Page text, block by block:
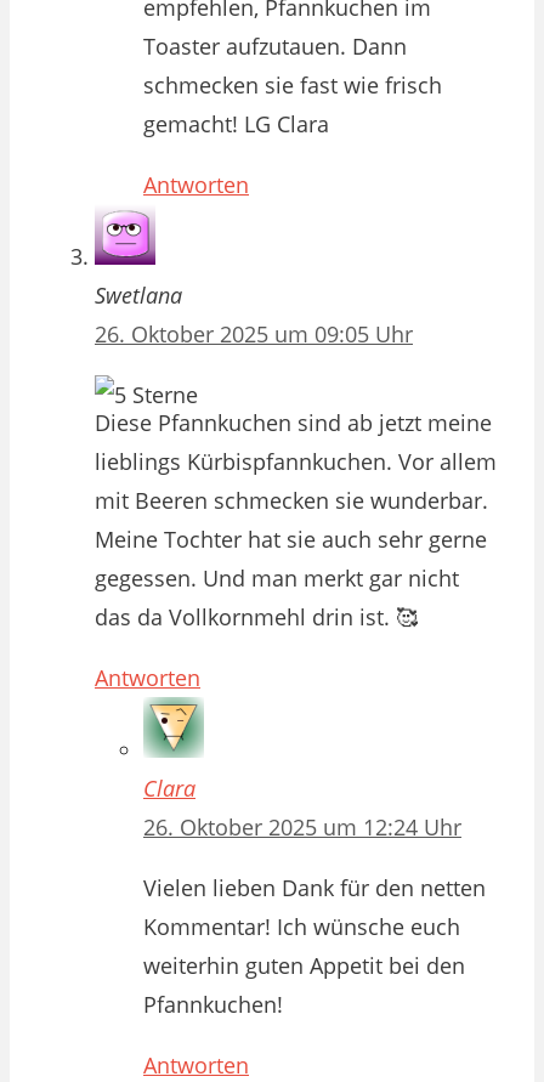
empfehlen, Pfannkuchen im
Toaster aufzutauen. Dann
schmecken sie fast wie frisch
gemacht! LG Clara
Antworten
Swetlana
26. Oktober 2025 um 09:05 Uhr
Diese Pfannkuchen sind ab jetzt meine
lieblings Kürbispfannkuchen. Vor allem
mit Beeren schmecken sie wunderbar.
Meine Tochter hat sie auch sehr gerne
gegessen. Und man merkt gar nicht
das da Vollkornmehl drin ist. 🥰
Antworten
Clara
26. Oktober 2025 um 12:24 Uhr
Vielen lieben Dank für den netten
Kommentar! Ich wünsche euch
weiterhin guten Appetit bei den
Pfannkuchen!
Antworten